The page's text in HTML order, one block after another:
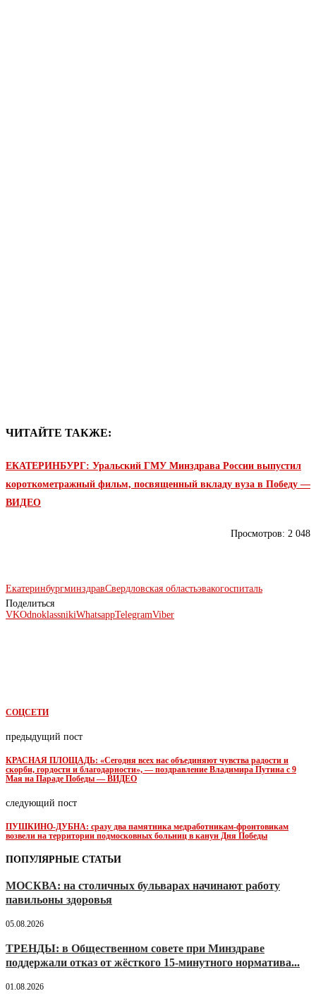
ЧИТАЙТЕ ТАКЖЕ:
ЕКАТЕРИНБУРГ: Уральский ГМУ Минздрава России выпустил
короткометражный фильм, посвященный вкладу вуза в Победу —
ВИДЕО
Просмотров: 2 048
ЕкатеринбургминздравСвердловская областьэвакогоспиталь
Поделиться
VKOdnoklassnikiWhatsappTelegramViber
СОЦСЕТИ
предыдущий пост
КРАСНАЯ ПЛОЩАДЬ: «Сегодня всех нас объединяют чувства радости и
скорби, гордости и благодарности», — поздравление Владимира Путина с 9
Мая на Параде Победы — ВИДЕО
следующий пост
ПУШКИНО-ДУБНА: сразу два памятника медработникам-фронтовикам
возвели на территории подмосковных больниц в канун Дня Победы
ПОПУЛЯРНЫЕ СТАТЬИ
МОСКВА: на столичных бульварах начинают работу
павильоны здоровья
05.08.2026
ТРЕНДЫ: в Общественном совете при Минздраве
поддержали отказ от жёсткого 15-минутного норматива...
01.08.2026